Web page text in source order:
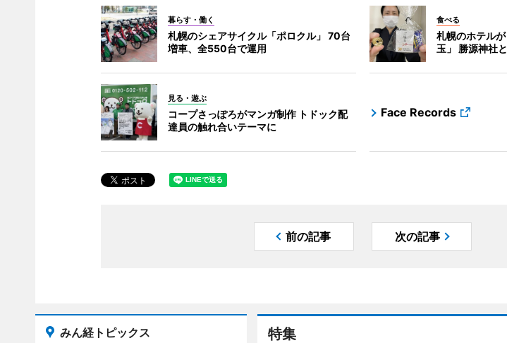
暮らす・働く
札幌のシェアサイクル「ポロクル」 70台
増車、全550台で運用
食べる
札幌のホテル
玉」 勝源神社
見る・遊ぶ
コープさっぽろがマンガ制作 トドック配
達員の触れ合いテーマに
Face Records
前の記事 次の記事
特集
みん経トピックス